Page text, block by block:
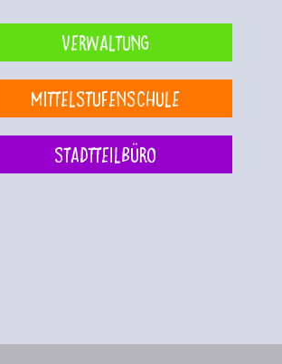
Verwaltung
Mittelstufenschule
Stadtteilbüro